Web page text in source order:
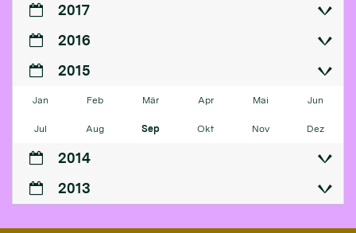
2017
2016
2015
Jan Feb Mär Apr Mai Jun
Jul Aug Sep Okt Nov Dez
2014
2013